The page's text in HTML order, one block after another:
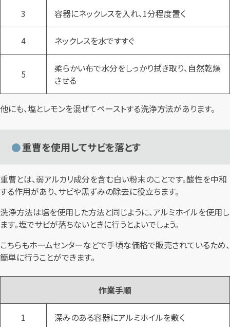
3 容器にネックレスを入れ、1分程度置く
4 ネックレスを水ですすぐ
5
柔らかい布で水分をしっかり拭き取り、自然乾燥
させる
他にも、塩とレモンを混ぜてペーストする洗浄方法があります。
重曹を使用してサビを落とす
重曹とは、弱アルカリ成分を含む白い粉末のことです。酸性を中和
する作用があり、サビや黒ずみの除去に役立ちます。
洗浄方法は塩を使用した方法と同じように、アルミホイルを使用し
ます。塩でサビが落ちないときに行うとよいでしょう。
こちらもホームセンターなどで手頃な価格で販売されているため、
簡単に行うことができます。
作業手順
1 深みのある容器にアルミホイルを敷く